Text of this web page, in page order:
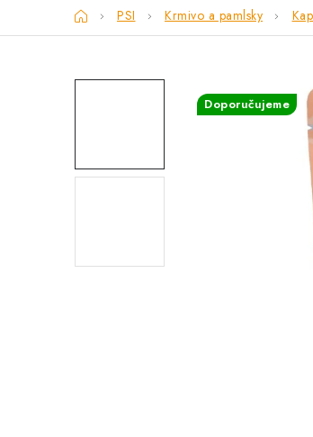
DomůPSI Krmivo a pamlsky
Doporučujeme